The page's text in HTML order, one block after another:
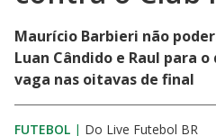
Maurício Barbieri não
Luan Cândido e Raul para
vaga nas oitavas de final
FUTEBOL | Do Live Futebol BR